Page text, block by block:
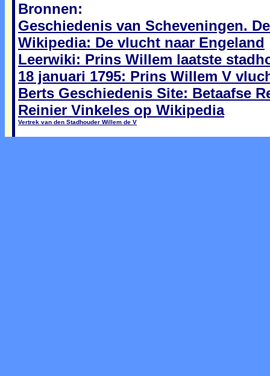
Bronnen:
Geschiedenis van Scheveningen.
Wikipedia: De vlucht naar Engeland
Leerwiki: Prins Willem laatste
18 januari 1795: Prins Willem V
Berts Geschiedenis Site: Betaafse
Reinier Vinkeles op Wikipedia
Vertrek van den Stadhouder Willem de V